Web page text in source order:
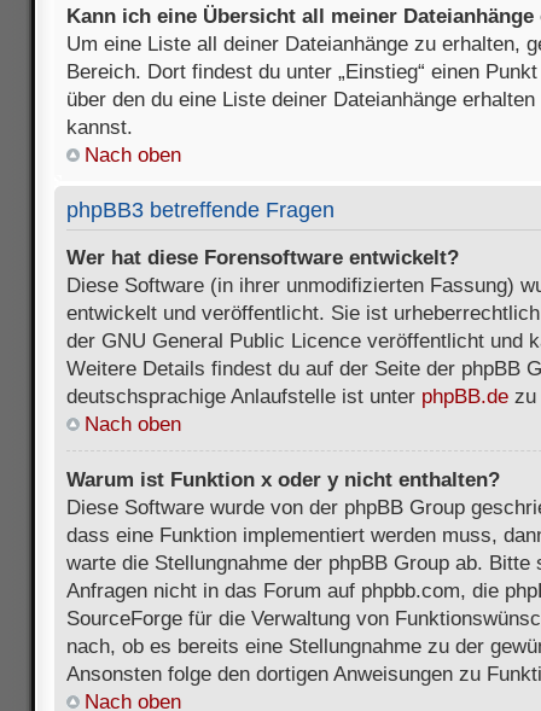
Kann ich eine Übersicht all meiner Dateianhänge
Um eine Liste all deiner Dateianhänge zu erhalten,
Bereich. Dort findest du unter „Einstieg“ einen
über den du eine Liste deiner Dateianhänge
kannst.
Nach oben
phpBB3 betreffende Fragen
Wer hat diese Forensoftware entwickelt?
Diese Software (in ihrer unmodifizierten Fassung)
entwickelt und veröffentlicht. Sie ist
der GNU General Public Licence veröffentlicht und
Weitere Details findest du auf der Seite der phpBB
deutschsprachige Anlaufstelle ist unter phpBB.de zu
Nach oben
Warum ist Funktion x oder y nicht enthalten?
Diese Software wurde von der phpBB Group
dass eine Funktion implementiert werden muss,
warte die Stellungnahme der phpBB Group ab. Bitte
Anfragen nicht in das Forum auf phpbb.com, die
SourceForge für die Verwaltung von
nach, ob es bereits eine Stellungnahme zu der
Ansonsten folge den dortigen Anweisungen zu
Nach oben